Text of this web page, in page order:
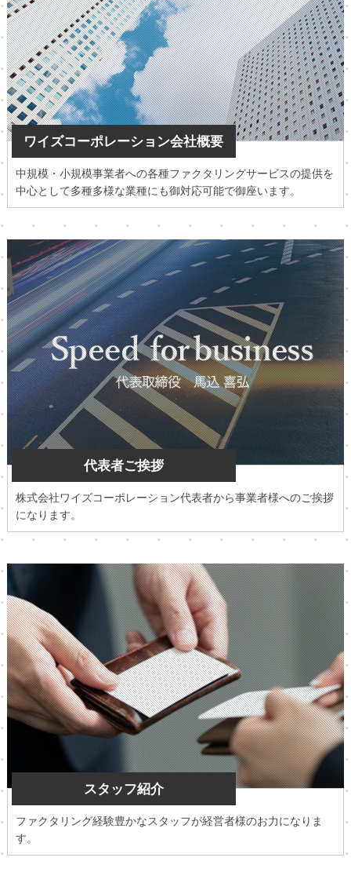
ワイズコーポレーション会社概要
中規模・小規模事業者への各種ファクタリングサービスの提供を
中心として多種多様な業種にも御対応可能で御座います。
代表者ご挨拶
株式会社ワイズコーポレーション代表者から事業者様へのご挨拶
になります。
スタッフ紹介
ファクタリング経験豊かなスタッフが経営者様のお力になりま
す。